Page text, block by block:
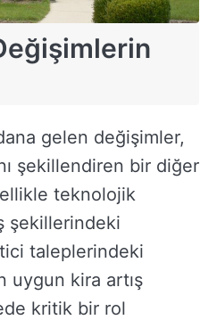
gelen değişimler,
şekillendiren bir diğer
teknolojik
şekillerindeki
taleplerindeki
uygun kira artış
kritik bir rol